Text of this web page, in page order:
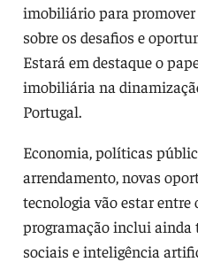
imobiliário para
sobre os desafios e
Estará em destaque o
imobiliária na
Portugal.
Economia, políticas
arrendamento, novas
tecnologia vão estar entre
programação inclui ainda
sociais e inteligência